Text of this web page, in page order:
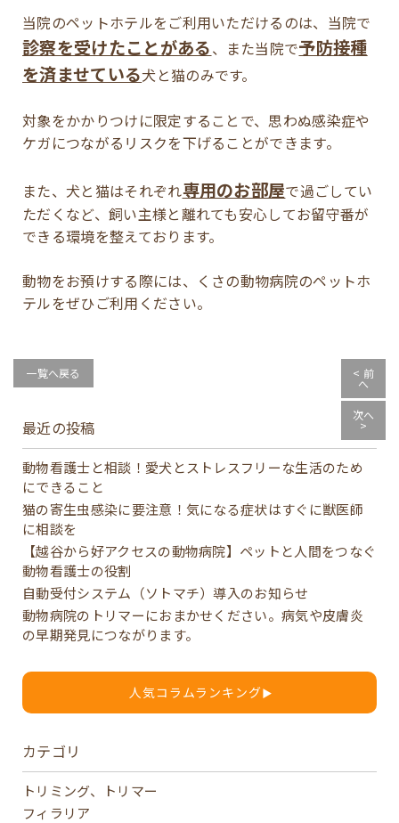
当院のペットホテルをご利用いただけるのは、当院で
診察を受けたことがある、また当院で予防接種
を済ませている犬と猫のみです。
対象をかかりつけに限定することで、思わぬ感染症や
ケガにつながるリスクを下げることができます。
また、犬と猫はそれぞれ専用のお部屋で過ごしてい
ただくなど、飼い主様と離れても安心してお留守番が
できる環境を整えております。
動物をお預けする際には、くさの動物病院のペットホ
テルをぜひご利用ください。
一覧へ戻る < 前
へ
次へ
>
最近の投稿
動物看護士と相談！愛犬とストレスフリーな生活のため
にできること
猫の寄生虫感染に要注意！気になる症状はすぐに獣医師
に相談を
【越谷から好アクセスの動物病院】ペットと人間をつなぐ
動物看護士の役割
自動受付システム（ソトマチ）導入のお知らせ
動物病院のトリマーにおまかせください。病気や皮膚炎
の早期発見につながります。
▶
人気コラムランキング
カテゴリ
トリミング、トリマー
フィラリア